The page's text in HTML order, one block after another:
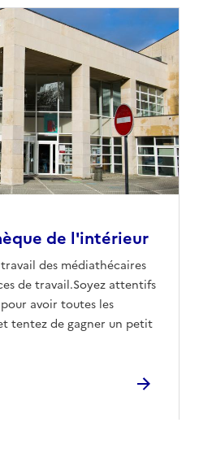
de l'intérieur
des médiathécaires
de travail.Soyez attentifs
avoir toutes les
tentez de gagner un petit